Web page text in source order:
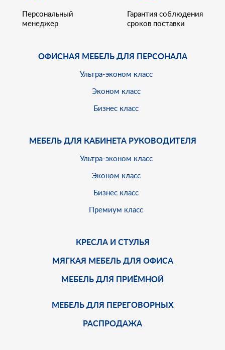
Персональный
менеджер
Гарантия соблюдения
сроков поставки
ОФИСНАЯ МЕБЕЛЬ ДЛЯ ПЕРСОНАЛА
Ультра-эконом класс
Эконом класс
Бизнес класс
МЕБЕЛЬ ДЛЯ КАБИНЕТА РУКОВОДИТЕЛЯ
Ультра-эконом класс
Эконом класс
Бизнес класс
Премиум класс
КРЕСЛА И СТУЛЬЯ
МЯГКАЯ МЕБЕЛЬ ДЛЯ ОФИСА
МЕБЕЛЬ ДЛЯ ПРИЁМНОЙ
МЕБЕЛЬ ДЛЯ ПЕРЕГОВОРНЫХ
РАСПРОДАЖА